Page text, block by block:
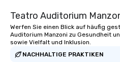
Teatro Auditorium
Werfen Sie einen Blick auf häufig
Auditorium Manzoni zu Gesundheit
sowie Vielfalt und Inklusion.
NACHHALTIGE PRAKTIKEN